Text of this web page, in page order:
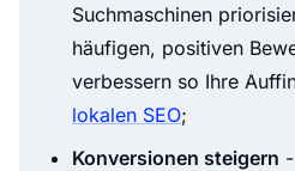
Suchmaschinen
häufigen, positiven
verbessern so Ihre
lokalen SEO;
Konversionen steigern